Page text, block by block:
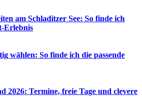
am Schladitzer See: So finde ich
Erlebnis
wählen: So finde ich die passende
2026: Termine, freie Tage und clevere